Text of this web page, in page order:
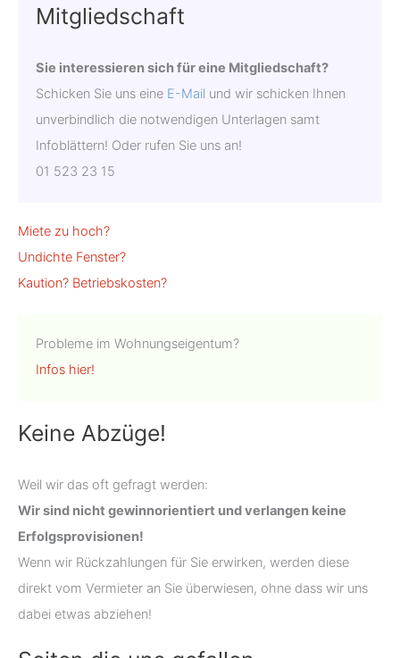
Mitgliedschaft
Sie interessieren sich für eine Mitgliedschaft?
Schicken Sie uns eine E-Mail und wir schicken Ihnen
unverbindlich die not­wendigen Unterlagen samt
Infoblättern! Oder rufen Sie uns an!
01 523 23 15
Miete zu hoch?
Undichte Fenster?
Kaution? Betriebskosten?
Probleme im Wohnungseigentum?
Infos hier!
Keine Abzüge!
Weil wir das oft gefragt werden:
Wir sind nicht gewinnorientiert und verlangen keine
Erfolgsprovisionen!
Wenn wir Rückzahlungen für Sie erwirken, werden diese
direkt vom Vermieter an Sie überwiesen, ohne dass wir uns
dabei etwas abziehen!